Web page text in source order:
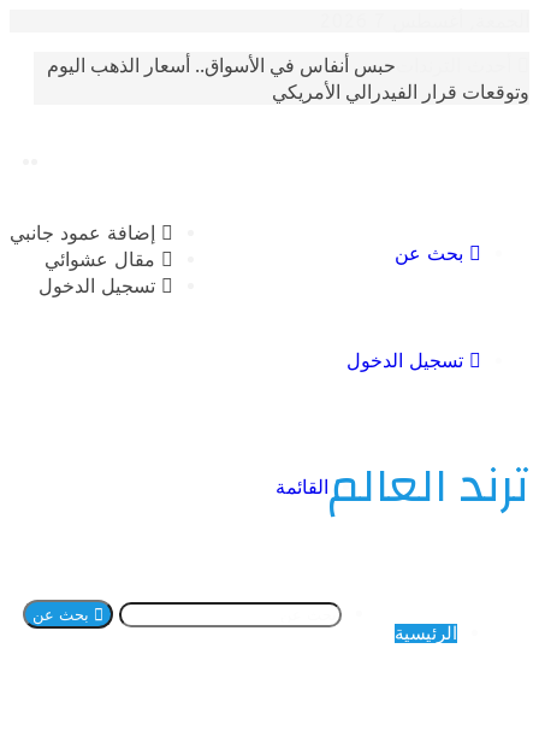
حبس أنفاس في الأسواق.. أسعار الذهب اليوم
قرار الفيدرالي الأمريكي
إضافة عمود جانبي
مقال عشوائي
تسجيل الدخول
بحث عن
تسجيل الدخول
العالمالقائمة
بحث عن